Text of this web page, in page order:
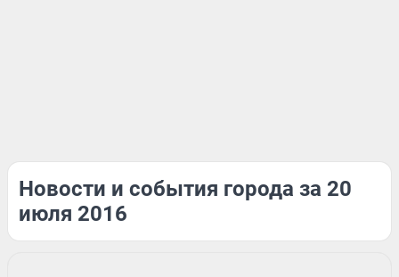
Новости и события города за 20
июля 2016